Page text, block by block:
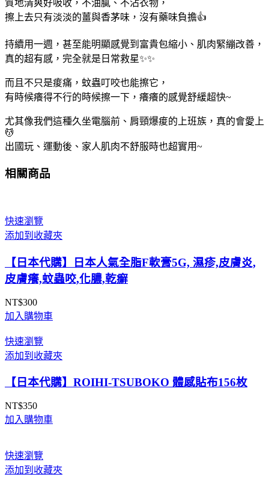
質地清爽好吸收，不油膩、不沾衣物，
擦上去只有淡淡的薑與香茅味，沒有藥味負擔👍
持續用一週，甚至能明顯感覺到富貴包縮小、肌肉緊繃改善，
真的超有感，完全就是日常救星✨✨
而且不只是痠痛，蚊蟲叮咬也能擦它，
有時候癢得不行的時候擦一下，癢癢的感覺舒緩超快~
尤其像我們這種久坐電腦前、肩頸爆痠的上班族，真的會愛上
💆
出國玩、運動後、家人肌肉不舒服時也超實用~
相關商品
快速瀏覽
添加到收藏夾
【日本代購】日本人氣全脂F軟膏5G, 濕疹,皮膚炎,
皮膚癢,蚊蟲咬,化膿,乾癬
NT$300
加入購物車
快速瀏覽
添加到收藏夾
【日本代購】ROIHI-TSUBOKO 體感貼布156枚
NT$350
加入購物車
快速瀏覽
添加到收藏夾